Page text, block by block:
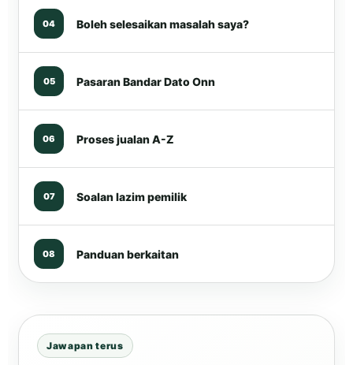
04 Boleh selesaikan masalah saya?
05 Pasaran Bandar Dato Onn
06 Proses jualan A-Z
07 Soalan lazim pemilik
08 Panduan berkaitan
Jawapan terus